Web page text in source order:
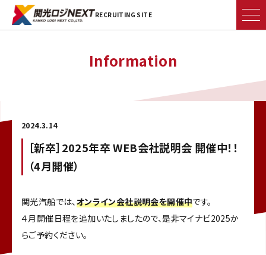
RECRUITING SITE
Information
2024.3.14
［新卒］2025年卒 WEB会社説明会 開催中！！
（4月開催）
関光汽船では、オンライン会社説明会を開催中です。
４月開催日程を追加いたしましたので、是非マイナビ2025か
らご予約ください。